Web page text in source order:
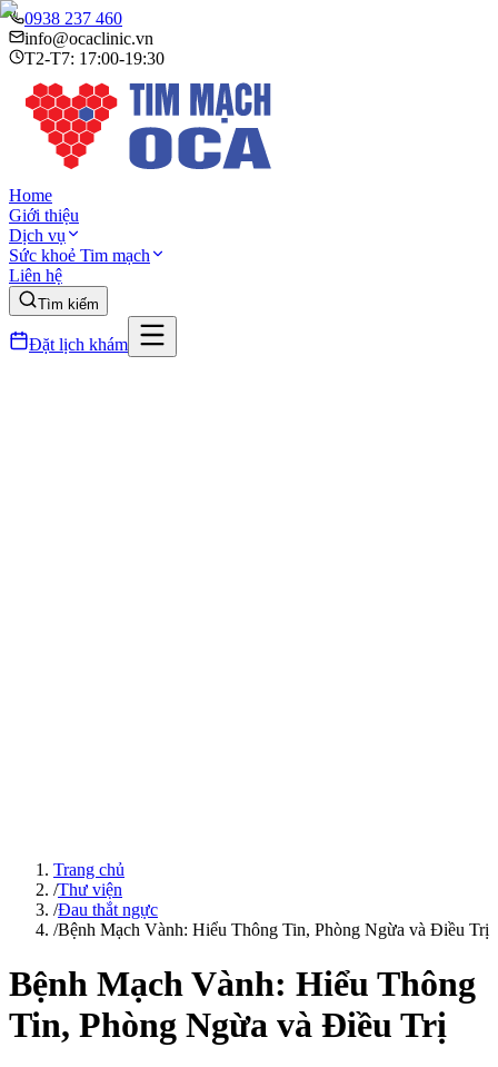
0938 237 460
info@ocaclinic.vn
T2-T7: 17:00-19:30
Home
Giới thiệu
Dịch vụ
Sức khoẻ Tim mạch
Liên hệ
Tìm kiếm
Đặt lịch khám
Trang chủ
/Thư viện
/Đau thắt ngực
/Bệnh Mạch Vành: Hiểu Thông Tin, Phòng Ngừa và Điều Trị
Bệnh Mạch Vành: Hiểu Thông
Tin, Phòng Ngừa và Điều Trị